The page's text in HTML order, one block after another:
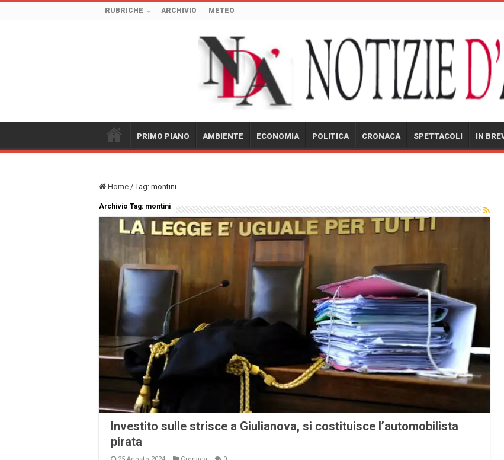
RUBRICHE ARCHIVIO METEO
PRIMO PIANO AMBIENTE ECONOMIA POLITICA CRONACA SPETTACOLI IN
Home / Tag: montini
Archivio Tag: montini
Investito sulle strisce a Giulianova, si costituisce l’automobilista
pirata